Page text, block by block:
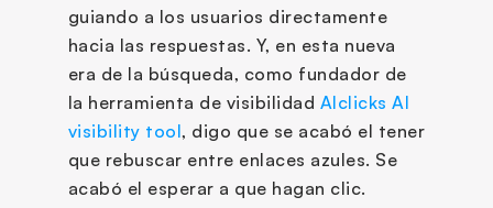
guiando a los usuarios directamente
hacia las respuestas. Y, en esta nueva
era de la búsqueda, como fundador de
la herramienta de visibilidad AIclicks AI
visibility tool, digo que se acabó el tener
que rebuscar entre enlaces azules. Se
acabó el esperar a que hagan clic.